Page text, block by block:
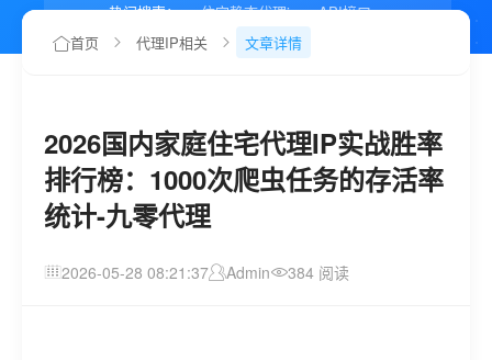
热门搜索： 住宅静态代理ip
API接口
代理IP如何设置
首页 代理IP相关 文章详情
2026国内家庭住宅代理IP实战胜率
排行榜：1000次爬虫任务的存活率
统计-九零代理
2026-05-28 08:21:37 Admin 384 阅读